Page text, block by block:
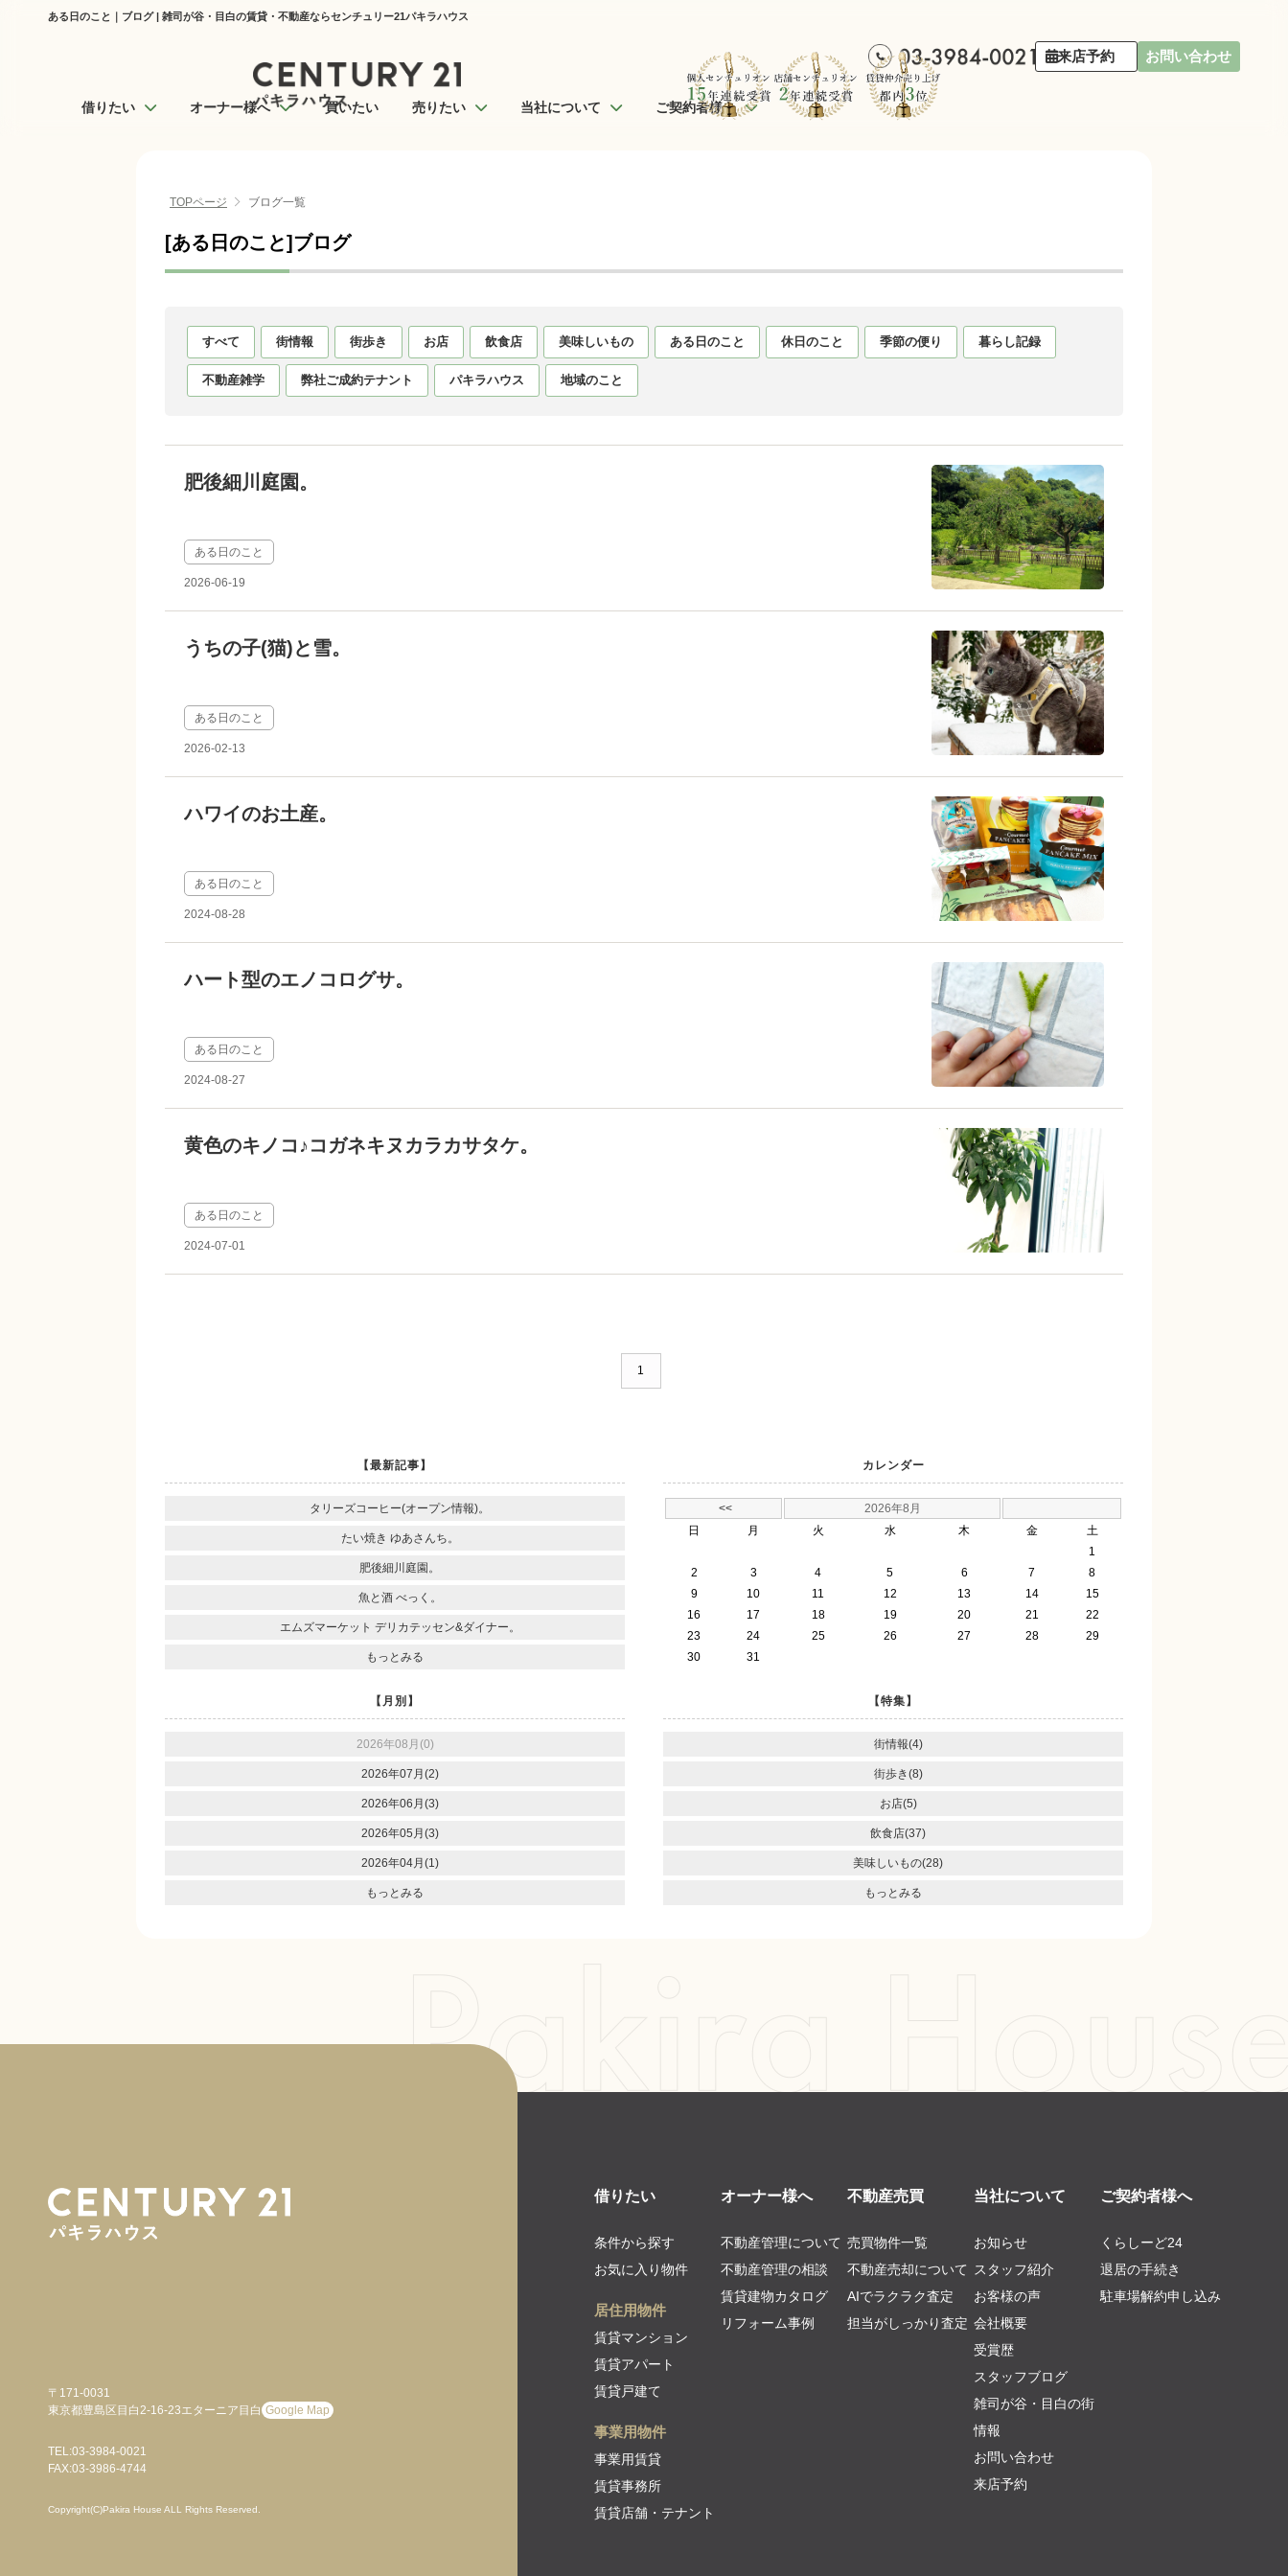
ある日のこと｜ブログ | 雑司が谷・目白の賃貸・不動産ならセンチュリー21パキラハウス
来店予約 お問い合わせ
借りたい オーナー様へ 買いたい 売りたい 当社について ご契約者様へ
TOPページ ブログ一覧
[ある日のこと]ブログ
すべて 街情報 街歩き お店 飲食店 美味しいもの ある日のこと 休日のこと 季節の便り 暮らし記録
不動産雑学 弊社ご成約テナント パキラハウス 地域のこと
肥後細川庭園。
ある日のこと
2026-06-19
うちの子(猫)と雪。
ある日のこと
2026-02-13
ハワイのお土産。
ある日のこと
2024-08-28
ハート型のエノコログサ。
ある日のこと
2024-08-27
黄色のキノコ♪コガネキヌカラカサタケ。
ある日のこと
2024-07-01
1
【最新記事】
タリーズコーヒー(オープン情報)。
たい焼き ゆあさんち。
肥後細川庭園。
魚と酒 べっく。
エムズマーケット デリカテッセン&ダイナー。
もっとみる
カレンダー
<<
2026年8月
日
月 火 水 木 金
土
1
2
3 4 5 6 7
8
9
10 11 12 13 14
15
16
17 18 19 20 21
22
23
24 25 26 27 28
29
30
31
【月別】
2026年08月(0)
2026年07月(2)
2026年06月(3)
2026年05月(3)
2026年04月(1)
もっとみる
【特集】
街情報(4)
街歩き(8)
お店(5)
飲食店(37)
美味しいもの(28)
もっとみる
〒171-0031
東京都豊島区目白2-16-23エターニア目白 Google Map
TEL:03-3984-0021
FAX:03-3986-4744
Copyright(C)Pakira House ALL Rights Reserved.
借りたい
条件から探す
お気に入り物件
居住用物件
賃貸マンション
賃貸アパート
賃貸戸建て
事業用物件
事業用賃貸
賃貸事務所
賃貸店舗・テナント
オーナー様へ
不動産管理について
不動産管理の相談
賃貸建物カタログ
リフォーム事例
不動産売買
売買物件一覧
不動産売却について
AIでラクラク査定
担当がしっかり査定
当社について
お知らせ
スタッフ紹介
お客様の声
会社概要
受賞歴
スタッフブログ
雑司が谷・目白の街
情報
お問い合わせ
来店予約
ご契約者様へ
くらしーど24
退居の手続き
駐車場解約申し込み